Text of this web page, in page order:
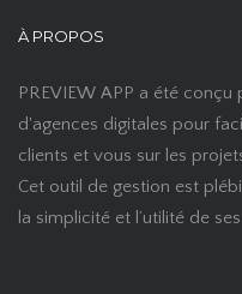
À PROPOS
PREVIEW APP a été
d'agences digitales pour
clients et vous sur les
Cet outil de gestion est
la simplicité et l’utilité de